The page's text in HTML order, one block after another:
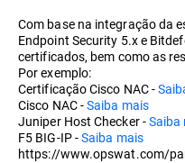
Com base na integração da
Endpoint Security 5.x e
certificados, bem como as
Por exemplo:
Certificação Cisco NAC -
Cisco NAC -Saiba mais
Juniper Host Checker -Saiba
F5 BIG-IP -Saiba mais
https://www.opswat.com/